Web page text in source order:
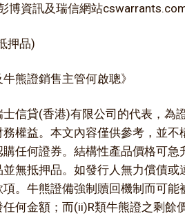
博資訊及瑞信網站
押品)
熊證銷售主管何啟聰》
信貸(香港)有限公司的代表，為
權益。本文內容僅供參考，並不
任何證券。結構性產品價格可急
無抵押品。如發行人無力償債或
。牛熊證備強制贖回機制而可
何金額；而(ii)R類牛熊證之剩餘